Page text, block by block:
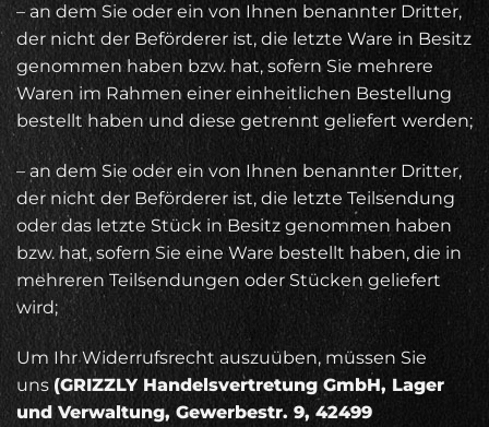
– an dem Sie oder ein von Ihnen benannter Dritter,
der nicht der Beförderer ist, die letzte Ware in Besitz
genommen haben bzw. hat, sofern Sie mehrere
Waren im Rahmen einer einheitlichen Bestellung
bestellt haben und diese getrennt geliefert werden;
– an dem Sie oder ein von Ihnen benannter Dritter,
der nicht der Beförderer ist, die letzte Teilsendung
oder das letzte Stück in Besitz genommen haben
bzw. hat, sofern Sie eine Ware bestellt haben, die in
mehreren Teilsendungen oder Stücken geliefert
wird;
Um Ihr Widerrufsrecht auszuüben, müssen Sie
uns (GRIZZLY Handelsvertretung GmbH, Lager
und Verwaltung, Gewerbestr. 9, 42499